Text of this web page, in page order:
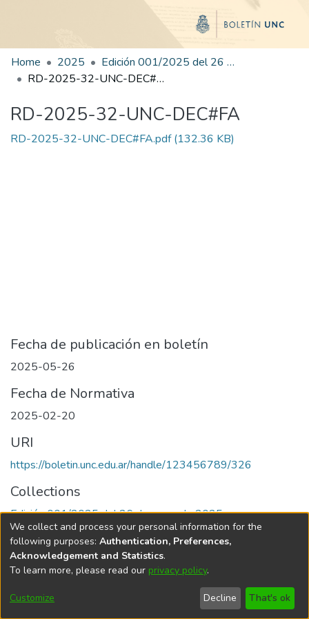
Home 2025
Edición 001/2025 del 26 de mayo de 2025
RD-2025-32-UNC-DEC#FA
RD-2025-32-UNC-DEC#FA
RD-2025-32-UNC-DEC#FA.pdf(132.36 KB)
Fecha de publicación en boletín
2025-05-26
Fecha de Normativa
2025-02-20
URI
https://boletin.unc.edu.ar/handle/123456789/326
Collections
Edición 001/2025 del 26 de mayo de 2025
Universidad Nacional de Córdoba
We collect and process your personal information for the
following purposes: Authentication, Preferences,
Acknowledgement and Statistics.
To learn more, please read our privacy policy.
Customize Decline That's ok